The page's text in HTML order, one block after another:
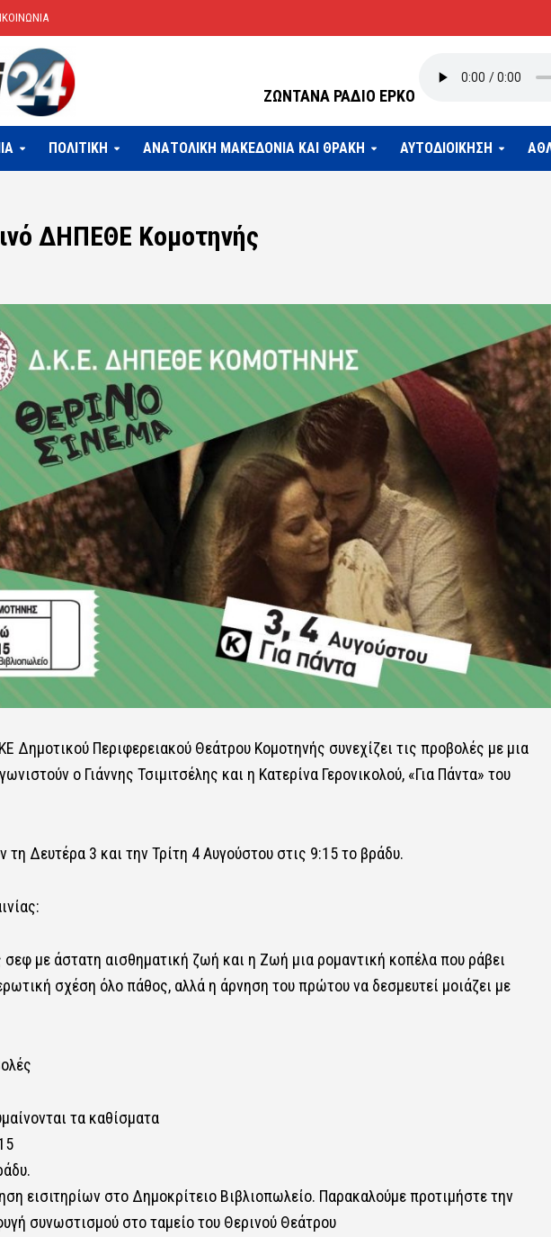
ΖΩΝΤΑΝΑ ΡΑΔΙΟ ΕΡΚΟ
ΠΟΛΙΤΙΚΗ ΑΝΑΤΟΛΙΚΗ ΜΑΚΕΔΟΝΙΑ ΚΑΙ ΘΡΑΚΗ ΑΥΤΟΔΙΟΙΚΗΣΗ
ΔΗΠΕΘΕ Κομοτηνής
Δημοτικού Περιφερειακού Θεάτρου Κομοτηνής συνεχίζει τις προβολές με μια
ο Γιάννης Τσιμιτσέλης και η Κατερίνα Γερονικολού, «Για Πάντα» του
Δευτέρα 3 και την Τρίτη 4 Αυγούστου στις 9:15 το βράδυ.
σεφ με άστατη αισθηματική ζωή και η Ζωή μια ρομαντική κοπέλα που ράβει
σχέση όλο πάθος, αλλά η άρνηση του πρώτου να δεσμευτεί μοιάζει με
τα καθίσματα
εισιτηρίων στο Δημοκρίτειο Βιβλιοπωλείο. Παρακαλούμε προτιμήστε την
συνωστισμού στο ταμείο του Θερινού Θεάτρου